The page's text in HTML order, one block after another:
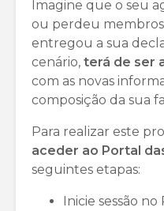
Imagine que o seu
ou perdeu
entregou a sua
cenário, terá de ser
com as novas
composição da sua
Para realizar este
aceder ao Portal
seguintes etapas:
Inicie sessão